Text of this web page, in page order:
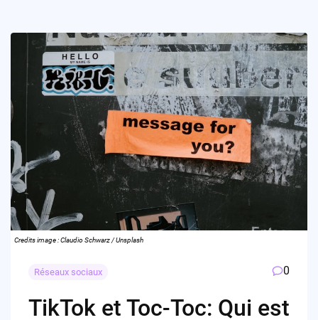
Credits image : Claudio Schwarz / Unsplash
Réseaux sociaux 0
TikTok et Toc-Toc: Qui est